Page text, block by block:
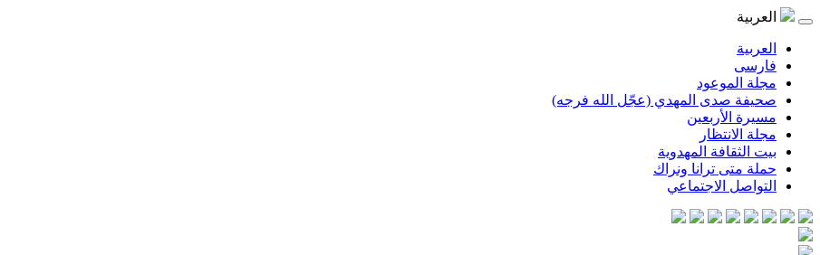
العربية
العربية
فارسی
مجلة الموعود
صحيفة صدى المهدي (عجّل الله فرجه)
مسيرة الأربعين
مجلة الانتظار
بيت الثقافة المهدوية
حملة متى ترانا ونراك
التواصل الاجتماعي